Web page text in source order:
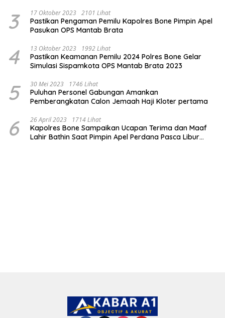
3 17 Oktober 2023 2101 Lihat
Pastikan Pengaman Pemilu Kapolres Bone Pimpin Apel
Pasukan OPS Mantab Brata
4 13 Oktober 2023 1992 Lihat
Pastikan Keamanan Pemilu 2024 Polres Bone Gelar
Simulasi Sispamkota OPS Mantab Brata 2023
5 30 Mei 2023 1746 Lihat
Puluhan Personel Gabungan Amankan
Pemberangkatan Calon Jemaah Haji Kloter pertama
6 26 April 2023 1714 Lihat
Kapolres Bone Sampaikan Ucapan Terima dan Maaf
Lahir Bathin Saat Pimpin Apel Perdana Pasca Libur